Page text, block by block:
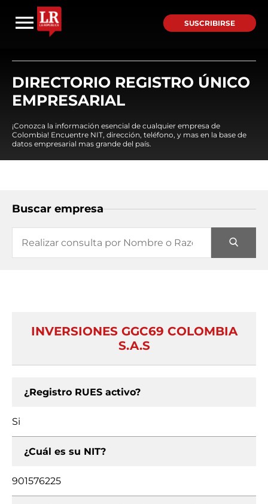
SUSCRIBIRSE
DIRECTORIO REGISTRO ÚNICO
EMPRESARIAL
¡Conozca la información esencial de cualquier empresa de
Colombia! Encuentre NIT, dirección, teléfono, y mas en la base de
datos empresarial mas grande del país.
Buscar empresa
INVERSIONES GGC69 COLOMBIA
S.A.S
¿Registro RUES activo?
Si
¿Cuál es su NIT?
901576225